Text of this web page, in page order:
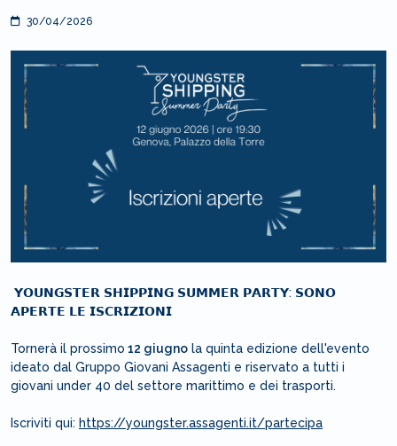
30/04/2026
𝗬𝗢𝗨𝗡𝗚𝗦𝗧𝗘𝗥 𝗦𝗛𝗜𝗣𝗣𝗜𝗡𝗚 𝗦𝗨𝗠𝗠𝗘𝗥 𝗣𝗔𝗥𝗧𝗬: 𝗦𝗢𝗡𝗢
𝗔𝗣𝗘𝗥𝗧𝗘 𝗟𝗘 𝗜𝗦𝗖𝗥𝗜𝗭𝗜𝗢𝗡𝗜
Tornerà il prossimo 12 giugno la quinta edizione dell'evento
ideato dal Gruppo Giovani Assagenti e riservato a tutti i
giovani under 40 del settore marittimo e dei trasporti.
Iscriviti qui: https://youngster.assagenti.it/partecipa